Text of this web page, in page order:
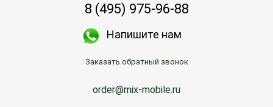
8 (495) 975-96-88
Напишите нам
Заказать обратный звонок
order@mix-mobile.ru